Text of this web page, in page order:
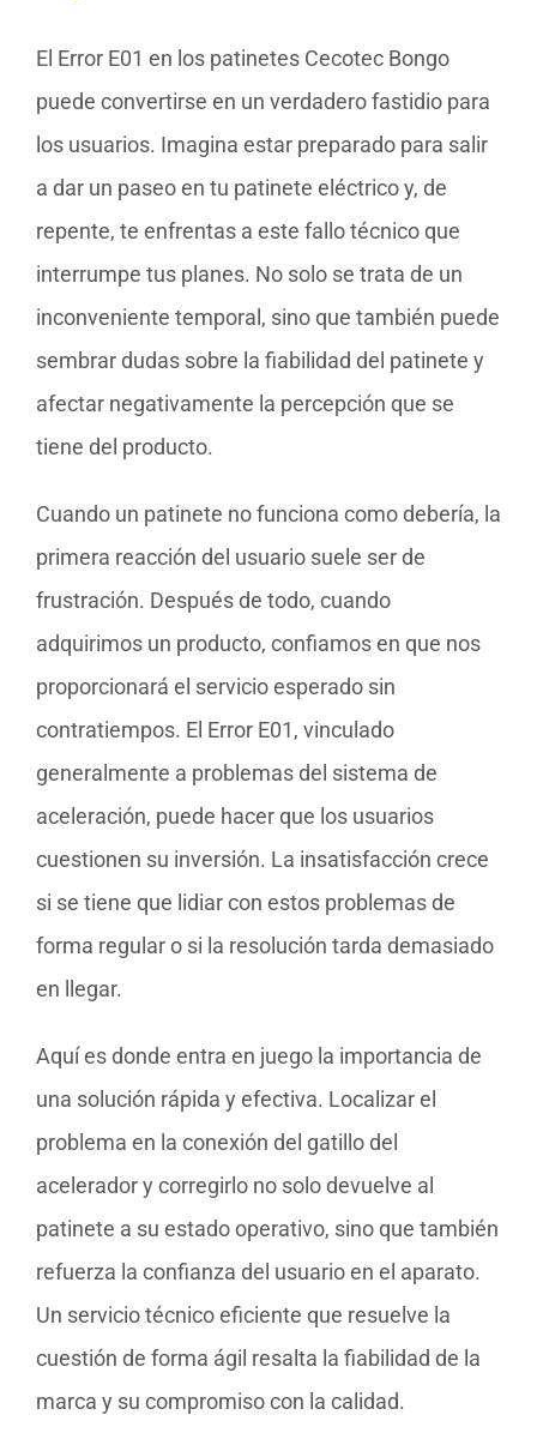
El Error E01 en los patinetes Cecotec Bongo
puede convertirse en un verdadero fastidio para
los usuarios. Imagina estar preparado para salir
a dar un paseo en tu patinete eléctrico y, de
repente, te enfrentas a este fallo técnico que
interrumpe tus planes. No solo se trata de un
inconveniente temporal, sino que también puede
sembrar dudas sobre la fiabilidad del patinete y
afectar negativamente la percepción que se
tiene del producto.
Cuando un patinete no funciona como debería, la
primera reacción del usuario suele ser de
frustración. Después de todo, cuando
adquirimos un producto, confiamos en que nos
proporcionará el servicio esperado sin
contratiempos. El Error E01, vinculado
generalmente a problemas del sistema de
aceleración, puede hacer que los usuarios
cuestionen su inversión. La insatisfacción crece
si se tiene que lidiar con estos problemas de
forma regular o si la resolución tarda demasiado
en llegar.
Aquí es donde entra en juego la importancia de
una solución rápida y efectiva. Localizar el
problema en la conexión del gatillo del
acelerador y corregirlo no solo devuelve al
patinete a su estado operativo, sino que también
refuerza la confianza del usuario en el aparato.
Un servicio técnico eficiente que resuelve la
cuestión de forma ágil resalta la fiabilidad de la
marca y su compromiso con la calidad.